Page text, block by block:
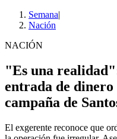
Semana|
Nación
NACIÓN
"Es una
entrada de
campaña de
El exgerente reconoce que